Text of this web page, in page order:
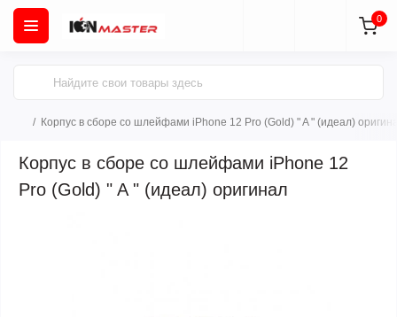
0
Корпус в сборе со шлейфами iPhone 12 Pro (Gold) " A " (идеал)
Корпус в сборе со шлейфами iPhone 12
Pro (Gold) " A " (идеал) оригинал